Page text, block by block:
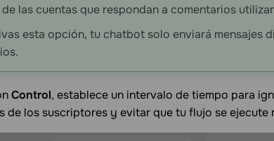
las cuentas que respondan a comentarios
esta opción, tu chatbot solo enviará mensajes
Control, establece un intervalo de tiempo para
de los suscriptores y evitar que tu flujo se ejecute